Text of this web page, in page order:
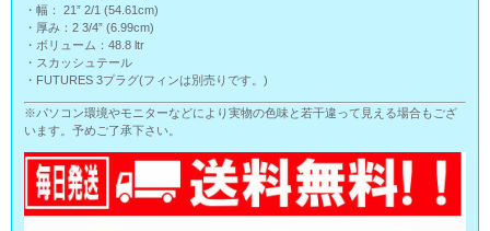
・幅： 21” 2/1 (54.61cm)
・厚み：2 3/4” (6.99cm)
・ボリューム：48.8 ltr
・スカッシュテール
・FUTURES 3プラグ(フィンは別売りです。)
※パソコン環境やモニターなどにより実物の色味と若干違って見える場合もござ
います。予めご了承下さい。